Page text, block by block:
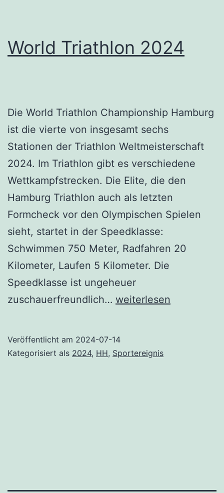
World Triathlon 2024
Die World Triathlon Championship Hamburg
ist die vierte von insgesamt sechs
Stationen der Triathlon Weltmeisterschaft
2024. Im Triathlon gibt es verschiedene
Wettkampfstrecken. Die Elite, die den
Hamburg Triathlon auch als letzten
Formcheck vor den Olympischen Spielen
sieht, startet in der Speedklasse:
Schwimmen 750 Meter, Radfahren 20
Kilometer, Laufen 5 Kilometer. Die
Speedklasse ist ungeheuer
zuschauerfreundlich… World
weiterlesen
Veröffentlicht am 2024-07-14
Kategorisiert als 2024, HH, Sportereignis